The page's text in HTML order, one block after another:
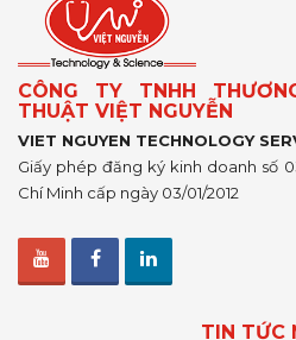
CÔNG TY TNHH
THUẬT VIỆT NGUYỄN
VIET NGUYEN TECHNOLOGY
Giấy phép đăng ký kinh doanh số
Chí Minh cấp ngày 03/01/2012
TIN TỨC